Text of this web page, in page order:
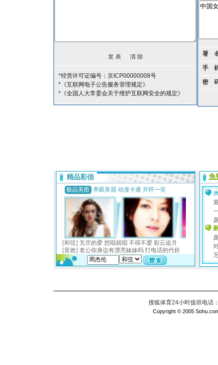
*经营许可证编号：京ICP00000008号
*《互联网电子公告服务管理规定》
*《全国人大常委会关于维护互联网安全的规定》
署
手
密
搜狐体育24小时值班电话
Copyright © 2005